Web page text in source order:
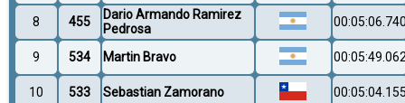
8 455
Dario Armando Ramirez
Pedrosa
9 534 Martin Bravo
10 533 Sebastian Zamorano